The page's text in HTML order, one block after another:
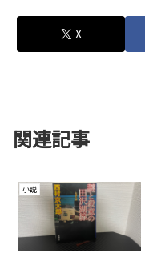
X
関連記事
小説